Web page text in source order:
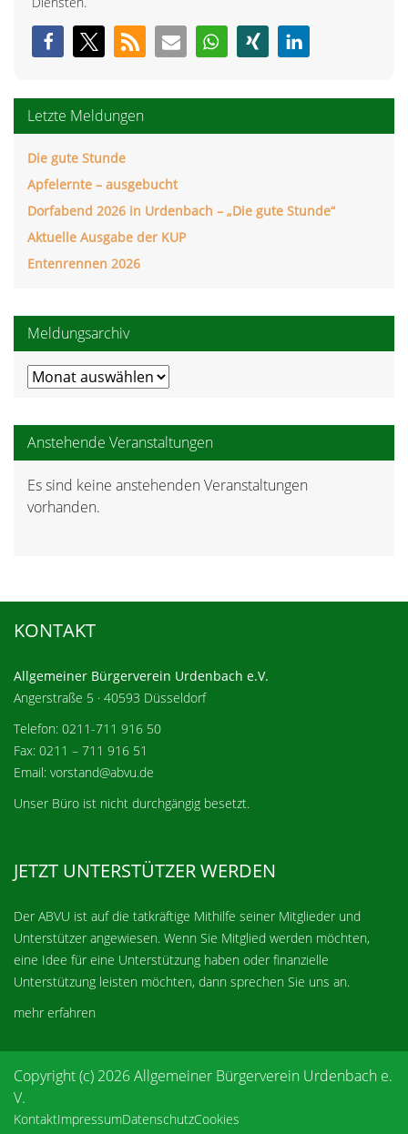
Letzte Meldungen
Die gute Stunde
Apfelernte – ausgebucht
Dorfabend 2026 in Urdenbach – „Die gute Stunde“
Aktuelle Ausgabe der KUP
Entenrennen 2026
Meldungsarchiv
Meldungsarchiv
Anstehende Veranstaltungen
Hinweis
Es sind keine anstehenden Veranstaltungen
vorhanden.
KONTAKT
Allgemeiner Bürgerverein Urdenbach e.V.
Angerstraße 5 · 40593 Düsseldorf
Telefon: 0211-711 916 50
Fax: 0211 – 711 916 51
Email: vorstand@abvu.de
Unser Büro ist nicht durchgängig besetzt.
JETZT UNTERSTÜTZER WERDEN
Der ABVU ist auf die tatkräftige Mithilfe seiner Mitglieder und
Unterstützer angewiesen. Wenn Sie Mitglied werden möchten,
eine Idee für eine Unterstützung haben oder finanzielle
Unterstützung leisten möchten, dann sprechen Sie uns an.
mehr erfahren
Copyright (c) 2026 Allgemeiner Bürgerverein Urdenbach e.
V.
KontaktImpressumDatenschutzCookies